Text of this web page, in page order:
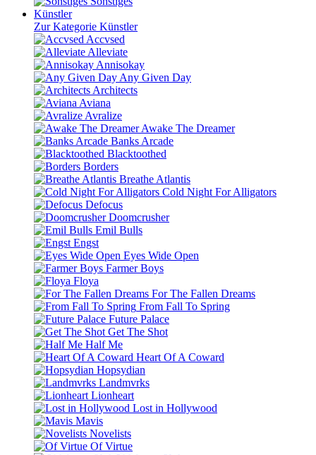
Künstler
Zur Kategorie Künstler
Accvsed
Alleviate
Annisokay
Any Given Day
Architects
Aviana
Avralize
Awake The Dreamer
Banks Arcade
Blacktoothed
Borders
Breathe Atlantis
Cold Night For Alligators
Defocus
Doomcrusher
Emil Bulls
Engst
Eyes Wide Open
Farmer Boys
Floya
For The Fallen Dreams
From Fall To Spring
Future Palace
Get The Shot
Half Me
Heart Of A Coward
Hopsydian
Landmvrks
Lionheart
Lost in Hollywood
Mavis
Novelists
Of Virtue